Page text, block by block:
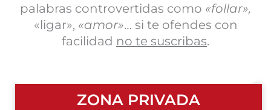
ZONA PRIVADA
palabras controvertidas como «follar»,
«ligar», «amor»… si te ofendes con
facilidad no te suscribas.